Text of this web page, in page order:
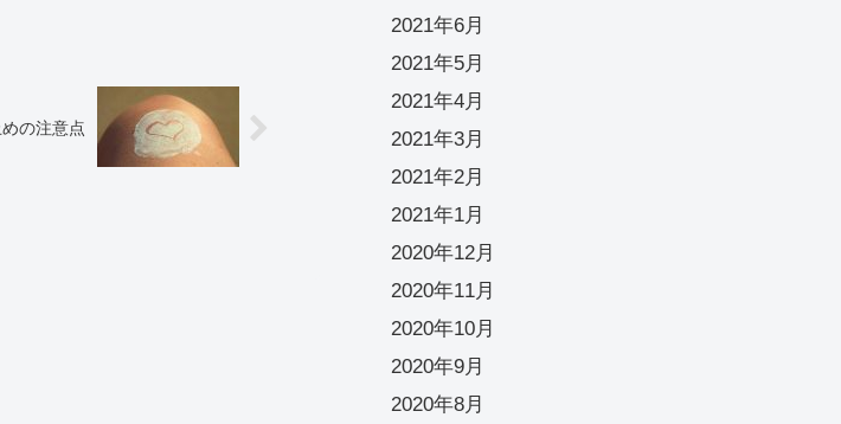
の注意点
2021年6月
2021年5月
2021年4月
2021年3月
2021年2月
2021年1月
2020年12月
2020年11月
2020年10月
2020年9月
2020年8月